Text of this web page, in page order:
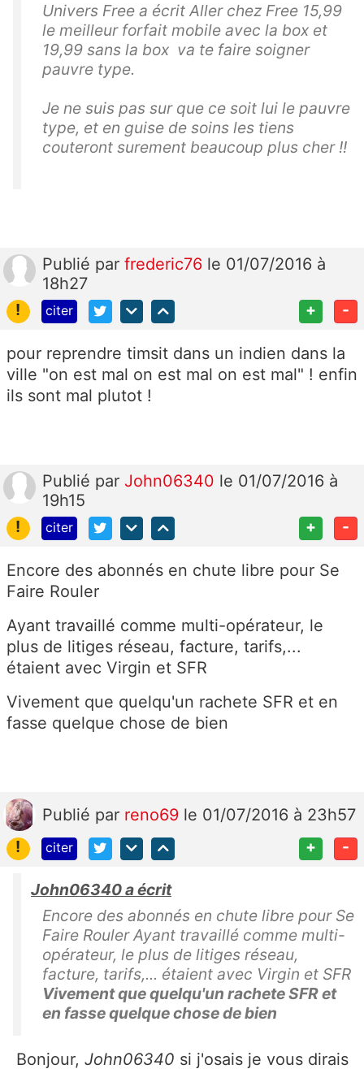
Univers Free a écrit Aller chez Free 15,99
le meilleur forfait mobile avec la box et
19,99 sans la box va te faire soigner
pauvre type.
Je ne suis pas sur que ce soit lui le pauvre
type, et en guise de soins les tiens
couteront surement beaucoup plus cher !!
Publié par frederic76 le 01/07/2016 à
18h27
!
citer + -
pour reprendre timsit dans un indien dans la
ville "on est mal on est mal on est mal" ! enfin
ils sont mal plutot !
Publié par John06340 le 01/07/2016 à
19h15
!
citer + -
Encore des abonnés en chute libre pour Se
Faire Rouler
Ayant travaillé comme multi-opérateur, le
plus de litiges réseau, facture, tarifs,...
étaient avec Virgin et SFR
Vivement que quelqu'un rachete SFR et en
fasse quelque chose de bien
Publié par reno69 le 01/07/2016 à 23h57
!
citer + -
John06340 a écrit
Encore des abonnés en chute libre pour Se
Faire Rouler Ayant travaillé comme multi-
opérateur, le plus de litiges réseau,
facture, tarifs,... étaient avec Virgin et SFR
Vivement que quelqu'un rachete SFR et
en fasse quelque chose de bien
Bonjour, John06340 si j'osais je vous dirais